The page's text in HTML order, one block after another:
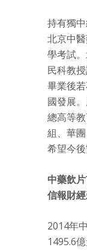
持有獨
北京中
學考試
民科教
畢業後
國發展
總高等
組、華
希望今後
中藥飲
信報財
2014年
1495.6